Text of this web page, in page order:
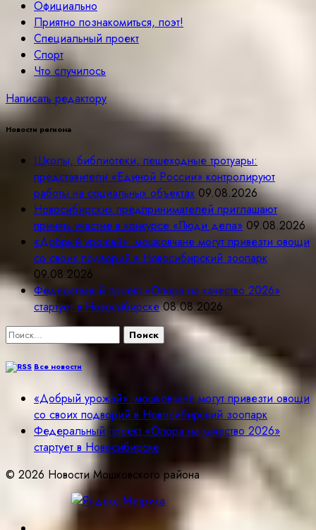
Официально
Приятно познакомиться, поэт!
Специальный проект
Спорт
Что случилось
Написать редактору
Новости региона
Школы, библиотеки, пешеходные тротуары:
представители «Единой России» контролируют
работы на социальных объектах 09.08.2026
Новосибирских предпринимателей приглашают
принять участие в конкурсе «Люди дела» 09.08.2026
«Добрый урожай»: мошковчане могут привезти овощи
со своих подворий в Новосибирский зоопарк
09.08.2026
Федеральный проект «Опора на качество 2026»
стартует в Новосибирске 08.08.2026
Найти:
Все новости
«Добрый урожай»: мошковчане могут привезти овощи
со своих подворий в Новосибирский зоопарк
Федеральный проект «Опора на качество 2026»
стартует в Новосибирске
© 2026 Новости Мошковского района